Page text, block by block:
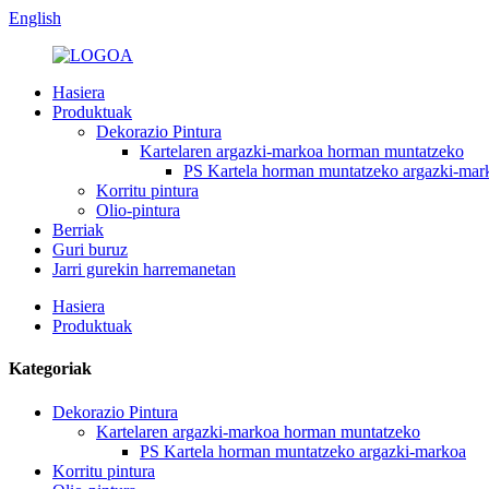
English
Hasiera
Produktuak
Dekorazio Pintura
Kartelaren argazki-markoa horman muntatzeko
PS Kartela horman muntatzeko argazki-
Korritu pintura
Olio-pintura
Berriak
Guri buruz
Jarri gurekin harremanetan
Hasiera
Produktuak
Kategoriak
Dekorazio Pintura
Kartelaren argazki-markoa horman muntatzeko
PS Kartela horman muntatzeko argazki-markoa
Korritu pintura